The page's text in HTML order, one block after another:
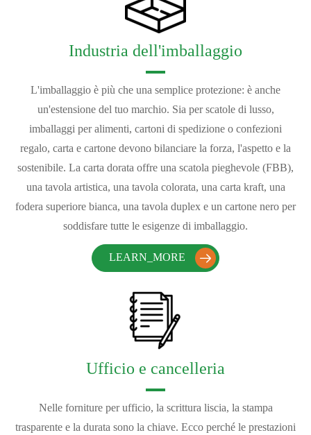
Industria dell'imballaggio
L'imballaggio è più che una semplice protezione: è anche
un'estensione del tuo marchio. Sia per scatole di lusso,
imballaggi per alimenti, cartoni di spedizione o confezioni
regalo, carta e cartone devono bilanciare la forza, l'aspetto e la
sostenibile. La carta dorata offre una scatola pieghevole (FBB),
una tavola artistica, una tavola colorata, una carta kraft, una
fodera superiore bianca, una tavola duplex e un cartone nero per
soddisfare tutte le esigenze di imballaggio.
LEARN_MORE 
Ufficio e cancelleria
Nelle forniture per ufficio, la scrittura liscia, la stampa
trasparente e la durata sono la chiave. Ecco perché le prestazioni